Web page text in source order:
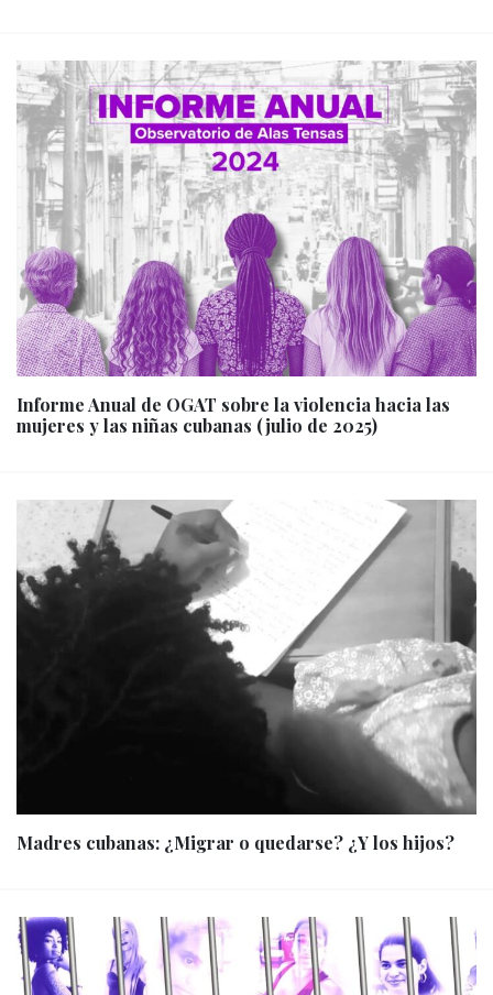
Informe Anual de OGAT sobre la violencia hacia las
mujeres y las niñas cubanas (julio de 2025)
Madres cubanas: ¿Migrar o quedarse? ¿Y los hijos?